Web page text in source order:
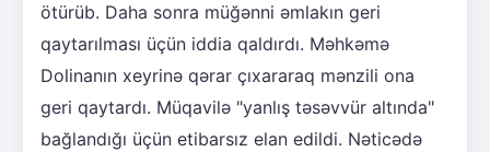
ötürüb. Daha sonra müğənni əmlakın geri
qaytarılması üçün iddia qaldırdı. Məhkəmə
Dolinanın xeyrinə qərar çıxararaq mənzili ona
geri qaytardı. Müqavilə "yanlış təsəvvür altında"
bağlandığı üçün etibarsız elan edildi. Nəticədə